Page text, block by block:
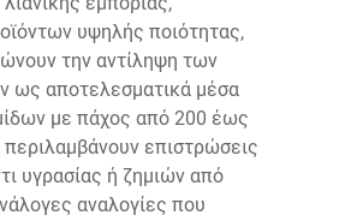
υψηλής ποιότητας,
την αντίληψη των
ως αποτελεσματικά μέσα
με πάχος από 200 έως
επιστρώσεις
υγρασίας ή ζημιών από
αναλογίες που